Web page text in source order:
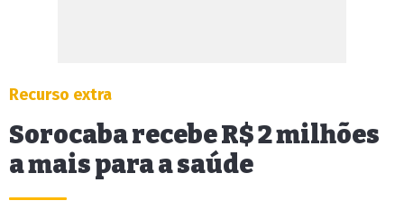
Recurso extra
Sorocaba recebe R$ 2 milhões
a mais para a saúde